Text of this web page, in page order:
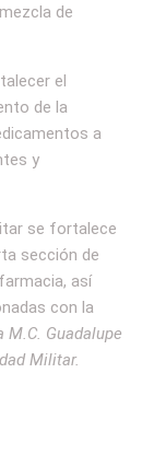
de
el
de la
a
y
se fortalece
sección de
así
con la
M.C. Guadalupe
Militar.